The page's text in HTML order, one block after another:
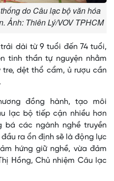
do Câu lạc bộ văn hóa
Ảnh: Thiên Lý/VOV TPHCM
dài từ 9 tuổi đến 74 tuổi,
tinh thần tự nguyện nhằm
dệt thổ cẩm, ủ rượu cần
đồng hành, tạo môi
lạc bộ tiếp cận nhiều hơn
bá các ngành nghề truyền
ra ổn định sẽ là động lực
hứng giữ nghề, vừa đảm
Hồng, Chủ nhiệm Câu lạc